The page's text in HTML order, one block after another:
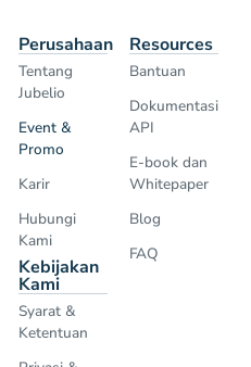
Perusahaan
Tentang
Jubelio
Event &
Promo
Karir
Hubungi
Kami
Kebijakan
Kami
Syarat &
Ketentuan
Resources
Bantuan
Dokumentasi
API
E-book dan
Whitepaper
Blog
FAQ